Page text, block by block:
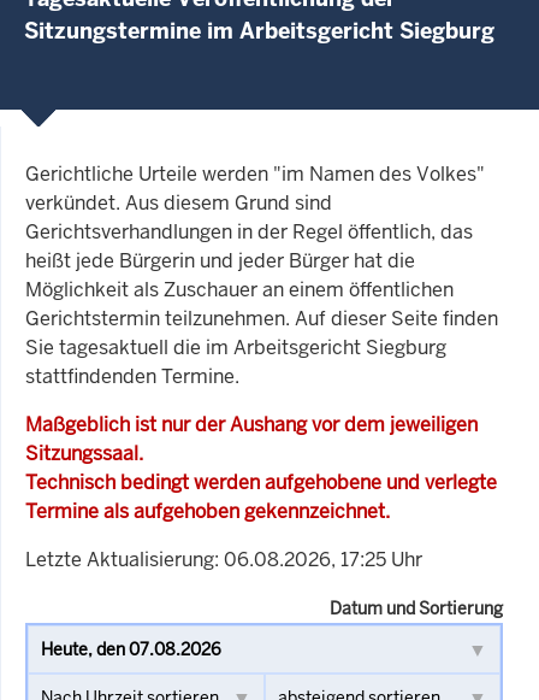
Sitzungstermine im Arbeitsgericht Siegburg
Gerichtliche Urteile werden "im Namen des Volkes"
verkündet. Aus diesem Grund sind
Gerichtsverhandlungen in der Regel öffentlich, das
heißt jede Bürgerin und jeder Bürger hat die
Möglichkeit als Zuschauer an einem öffentlichen
Gerichtstermin teilzunehmen. Auf dieser Seite finden
Sie tagesaktuell die im Arbeitsgericht Siegburg
stattfindenden Termine.
Maßgeblich ist nur der Aushang vor dem jeweiligen
Sitzungssaal.
Technisch bedingt werden aufgehobene und verlegte
Termine als aufgehoben gekennzeichnet.
Letzte Aktualisierung: 06.08.2026, 17:25 Uhr
Datum und Sortierung